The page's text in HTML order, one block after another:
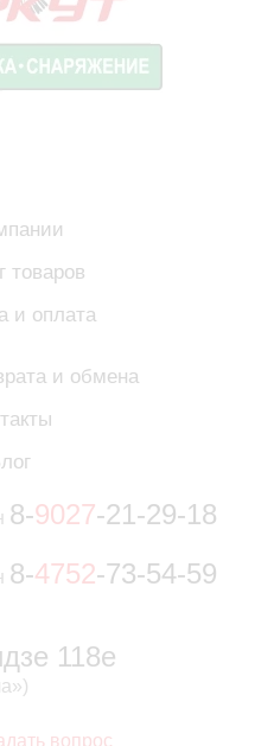
товаров
и оплата
и обмена
8-9027-21-29-18
8-4752-73-54-59
118е
вопрос